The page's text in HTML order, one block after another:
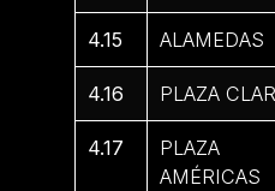
4.15 ALAMEDAS
4.16 PLAZA
4.17
PLAZA
AMÉRICAS